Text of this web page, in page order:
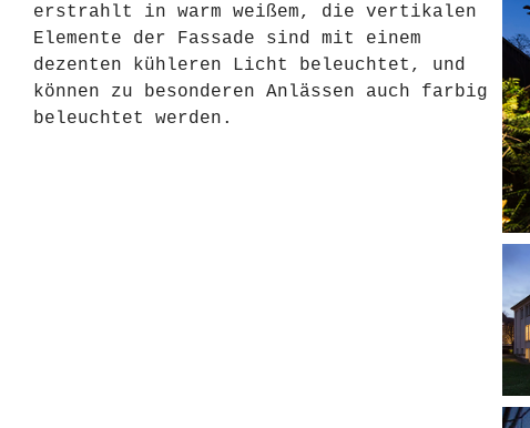
erstrahlt in warm weißem, die vertikalen
Elemente der Fassade sind mit einem
dezenten kühleren Licht beleuchtet, und
können zu besonderen Anlässen auch farbig
beleuchtet werden.